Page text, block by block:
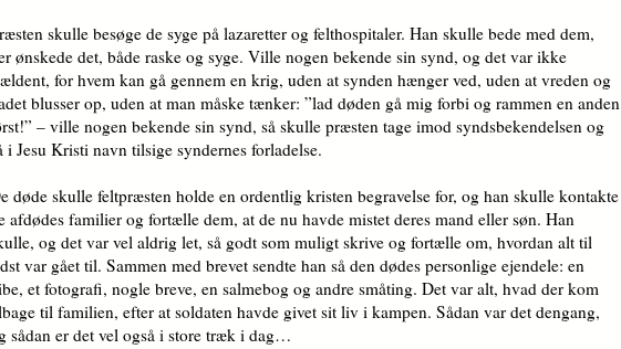
skulle besøge de syge på lazaretter og felthospitaler. Han skulle bede med dem,
ønskede det, både raske og syge. Ville nogen bekende sin synd, og det var ikke
for hvem kan gå gennem en krig, uden at synden hænger ved, uden at vreden og
blusser op, uden at man måske tænker: ”lad døden gå mig forbi og rammen en anden
– ville nogen bekende sin synd, så skulle præsten tage imod syndsbekendelsen og
i Jesu Kristi navn tilsige syndernes forladelse.
døde skulle feltpræsten holde en ordentlig kristen begravelse for, og han skulle kontakte
afdødes familier og fortælle dem, at de nu havde mistet deres mand eller søn. Han
og det var vel aldrig let, så godt som muligt skrive og fortælle om, hvordan alt til
var gået til. Sammen med brevet sendte han så den dødes personlige ejendele: en
et fotografi, nogle breve, en salmebog og andre småting. Det var alt, hvad der kom
til familien, efter at soldaten havde givet sit liv i kampen. Sådan var det dengang,
sådan er det vel også i store træk i dag…